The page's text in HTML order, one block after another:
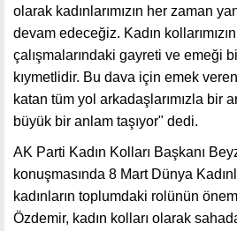
olarak kadınlarımızın her zaman
devam edeceğiz. Kadın
çalışmalarındaki gayreti ve emeği
kıymetlidir. Bu dava için emek
katan tüm yol arkadaşlarımızla bir
büyük bir anlam taşıyor" dedi.
AK Parti Kadın Kolları Başkanı
konuşmasında 8 Mart Dünya
kadınların toplumdaki rolünün
Özdemir, kadın kolları olarak